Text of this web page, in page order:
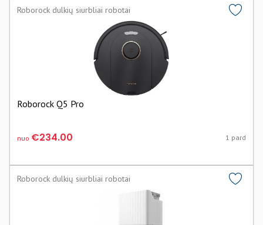
Roborock dulkių siurbliai robotai
Roborock Q5 Pro
nuo €234.00 1 pard
Roborock dulkių siurbliai robotai